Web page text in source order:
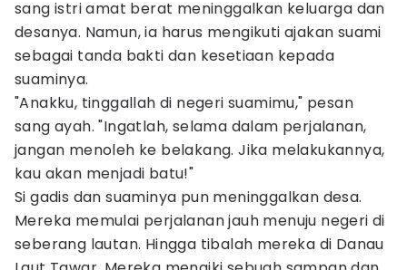
sang istri amat berat meninggalkan keluarga dan
desanya. Namun, ia harus mengikuti ajakan suami
sebagai tanda bakti dan kesetiaan kepada
suaminya.
"Anakku, tinggallah di negeri suamimu," pesan
sang ayah. "Ingatlah, selama dalam perjalanan,
jangan menoleh ke belakang. Jika melakukannya,
kau akan menjadi batu!"
Si gadis dan suaminya pun meninggalkan desa.
Mereka memulai perjalanan jauh menuju negeri di
seberang lautan. Hingga tibalah mereka di Danau